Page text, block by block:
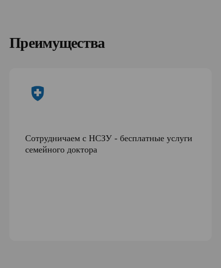
Преимущества
Сотрудничаем с НСЗУ - бесплатные услуги
семейного доктора